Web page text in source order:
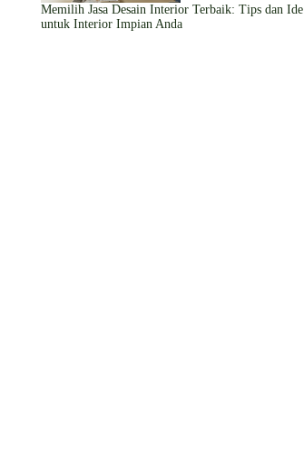
Memilih Jasa Desain Interior Terbaik: Tips dan Ide
untuk Interior Impian Anda